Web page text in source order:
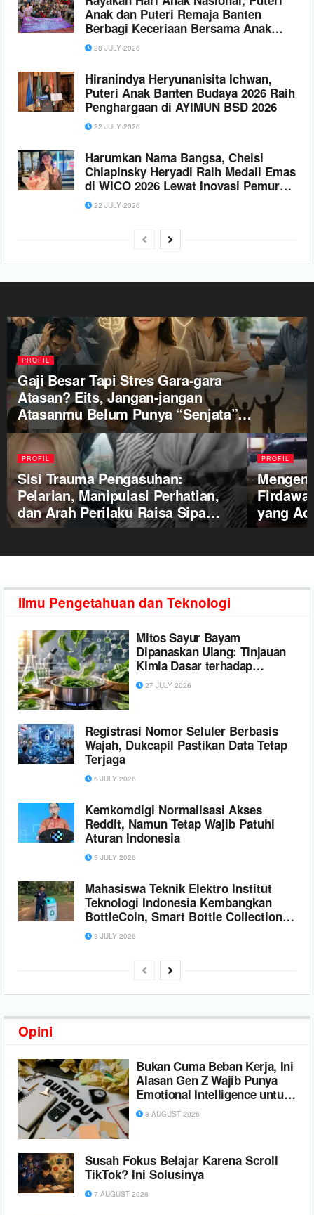
Anak dan Puteri Remaja Banten
Berbagi Keceriaan Bersama Anak
Lapak Pemulung
28 JULY 2026
Hiranindya Heryunanisita Ichwan,
Puteri Anak Banten Budaya 2026 Raih
Penghargaan di AYIMUN BSD 2026
22 JULY 2026
Harumkan Nama Bangsa, Chelsi
Chiapinsky Heryadi Raih Medali Emas
di WICO 2026 Lewat Inovasi Pemurni
Udara
22 JULY 2026
PROFIL
Gaji Besar Tapi Stres Gara-gara
Atasan? Eits, Jangan-jangan
Atasanmu Belum Punya “Senjata”
ini!
PROFIL
Sisi Trauma Pengasuhan:
Pelarian, Manipulasi Perhatian,
dan Arah Perilaku Raisa Sipa
Dewi
PROFIL
yang
Ilmu Pengetahuan dan Teknologi
Mitos Sayur Bayam
Dipanaskan Ulang: Tinjauan
Kimia Dasar terhadap
Oksidasi Vitamin C dan
Pembentukan Senyawa
27 JULY 2026
Registrasi Nomor Seluler Berbasis
Wajah, Dukcapil Pastikan Data Tetap
Terjaga
6 JULY 2026
Kemkomdigi Normalisasi Akses
Reddit, Namun Tetap Wajib Patuhi
Aturan Indonesia
5 JULY 2026
Mahasiswa Teknik Elektro Institut
Teknologi Indonesia Kembangkan
BottleCoin, Smart Bottle Collection
Station Berbasis IoT untuk
Mendukung Daur Ulang Plastik
3 JULY 2026
Opini
Bukan Cuma Beban Kerja, Ini
Alasan Gen Z Wajib Punya
Emotional Intelligence untuk
Mencegah Burnout
8 AUGUST 2026
Susah Fokus Belajar Karena Scroll
TikTok? Ini Solusinya
7 AUGUST 2026